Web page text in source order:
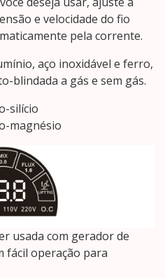
e velocidade do fio
pela corrente.
aço inoxidável e ferro,
blindada a gás e sem gás.
silício
magnésio
usada com gerador de
fácil operação para